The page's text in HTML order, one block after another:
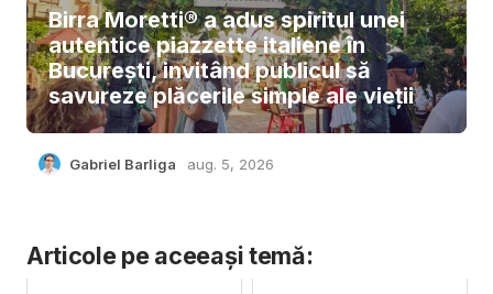
Birra Moretti® a adus spiritul unei
autentice piazzette italiene în
București, invitând publicul să
savureze plăcerile simple ale vieții
Gabriel Barliga aug. 5, 2026
Articole pe aceeași temă: